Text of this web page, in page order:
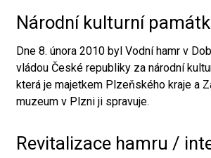
Národní kulturní
Dne 8. února 2010 byl Vodní hamr v
vládou České republiky za národní
která je majetkem Plzeňského kraje a
muzeum v Plzni ji spravuje.
Revitalizace hamru /